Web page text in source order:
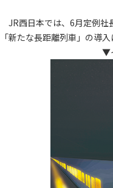
JR西日本では、6月定例社
「新たな長距離列車」の導
▼イメージ 画